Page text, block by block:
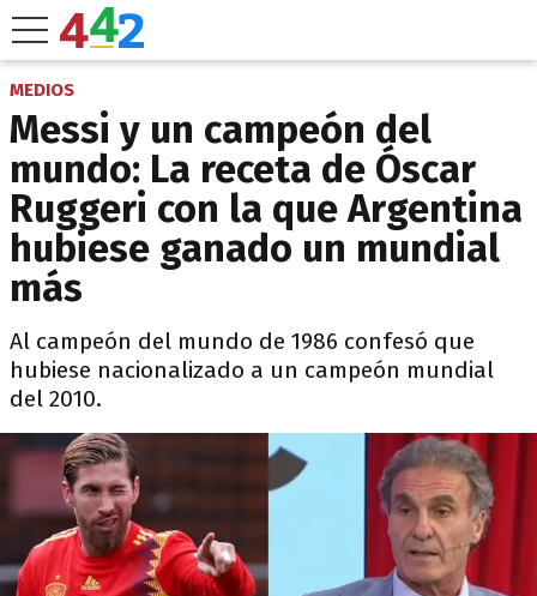
MEDIOS
Messi y un campeón del
mundo: La receta de Óscar
Ruggeri con la que Argentina
hubiese ganado un mundial
más
Al campeón del mundo de 1986 confesó que
hubiese nacionalizado a un campeón mundial
del 2010.